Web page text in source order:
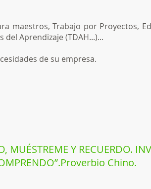
maestros, Trabajo por Proyectos,
Aprendizaje (TDAH...)...
de su empresa.
MUÉSTREME Y RECUERDO.
Chino.